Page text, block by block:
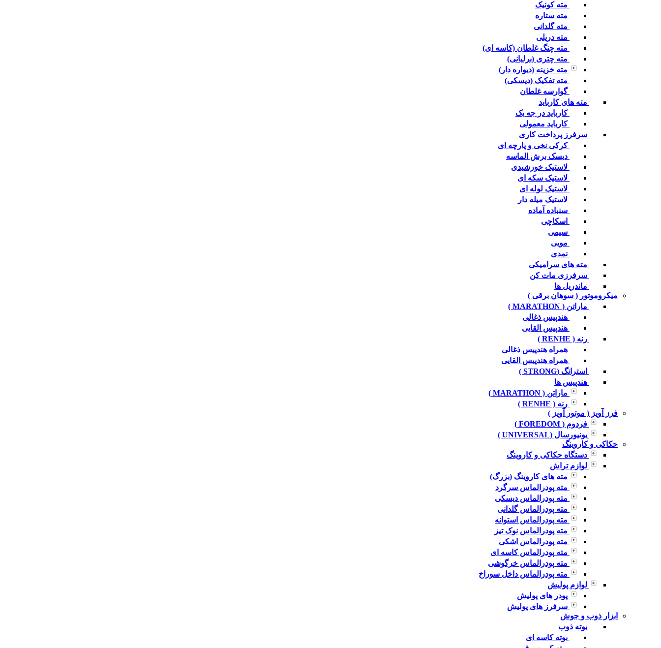
مته کونیک
مته ستاره
مته گلدانی
مته دریلی
مته چنگ غلطان (کاسه ای)
مته چتری (برلیانی)
مته خزینه (دیواره دار)
مته تفکیک (دیسکی)
گوارسه غلطان
مته های کارباید
کارباید در جه یک
کارباید معمولی
سرفرز پرداخت کاری
کرکی نخی و پارچه ای
دیسک برش الماسه
لاستیک خورشیدی
لاستیک سکه ای
لاستیک لوله ای
لاستیک میله دار
سنباده آماده
اسکاچی
سیمی
مویی
نمدی
مته های سرامیکی
سرفرزی مات کن
ماندریل ها
میکروموتور ( سوهان برقی )
ماراتن ( MARATHON )
هندپیس ذغالی
هندپیس القایی
رنه ( RENHE )
همراه هندپیس ذغالی
همراه هندپیس القایی
استرانگ (STRONG )
هندپیس ها
ماراتن ( MARATHON )
رنه ( RENHE )
فرز آویز ( موتور آویز )
فردوم ( FOREDOM )
یونیورسال (UNIVERSAL )
حکاکی و کاروینگ
دستگاه حکاکی و کاروینگ
لوازم تراش
مته های کاروینگ (بزرگ)
مته پودرالماس سرگرد
مته پودرالماس دیسکی
مته پودرالماس گلدانی
مته پودرالماس استوانه
مته پودرالماس نوک تیز
مته پودرالماس اشکی
مته پودرالماس کاسه ای
مته پودرالماس خرگوشی
مته پودرالماس داخل سوراخ
لوازم پولیش
پودر های پولیش
سرفرز های پولیش
ابزار ذوب و جوش
بوته ذوب
بوته کاسه ای